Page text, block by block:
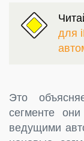
для
Это
сегменте
ведущими